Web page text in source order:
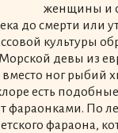
женщины и
до смерти или
культуры
девы из
вместо ног рыбий
есть
фараонками. По
фараона,